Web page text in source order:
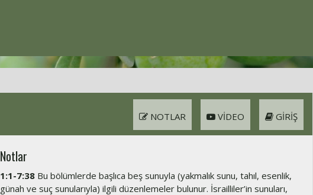
GIRIŞ
VIDEO
NOTLAR
Notlar
1:1-7:38 Bu bölümlerde başlıca beş sunuyla (yakmalık sunu, tahıl, esenlik,
günah ve suç sunularıyla) ilgili düzenlemeler bulunur. İsrailliler’in sunuları,